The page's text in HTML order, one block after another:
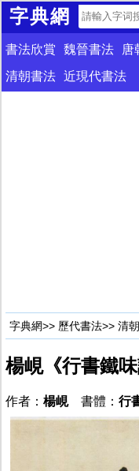
字典網
書法欣賞 魏晉書法 唐
清朝書法 近現代書法
字典網>> 歷代書法>> 清朝
楊峴《行書鐵味
作者： 楊峴書體： 行